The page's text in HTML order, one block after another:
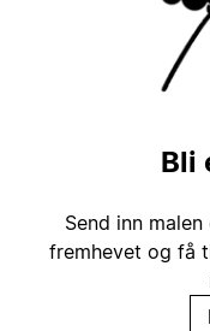
Bli
Send inn
fremhevet og få